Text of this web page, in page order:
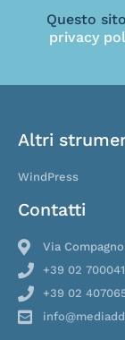
Questo
privacy
Contatti
Via
+39 02
+39 02
Altri
WindPress